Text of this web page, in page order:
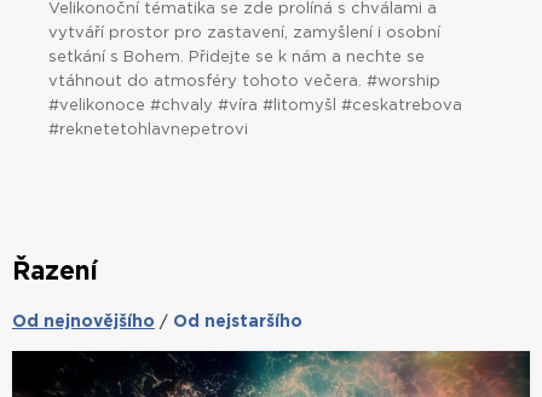
Velikonoční tématika se zde prolíná s chválami a
vytváří prostor pro zastavení, zamyšlení i osobní
setkání s Bohem. Přidejte se k nám a nechte se
vtáhnout do atmosféry tohoto večera. #worship
#velikonoce #chvaly #víra #litomyšl #ceskatrebova
#reknetetohlavnepetrovi
Řazení
Od nejnovějšího / Od nejstaršího